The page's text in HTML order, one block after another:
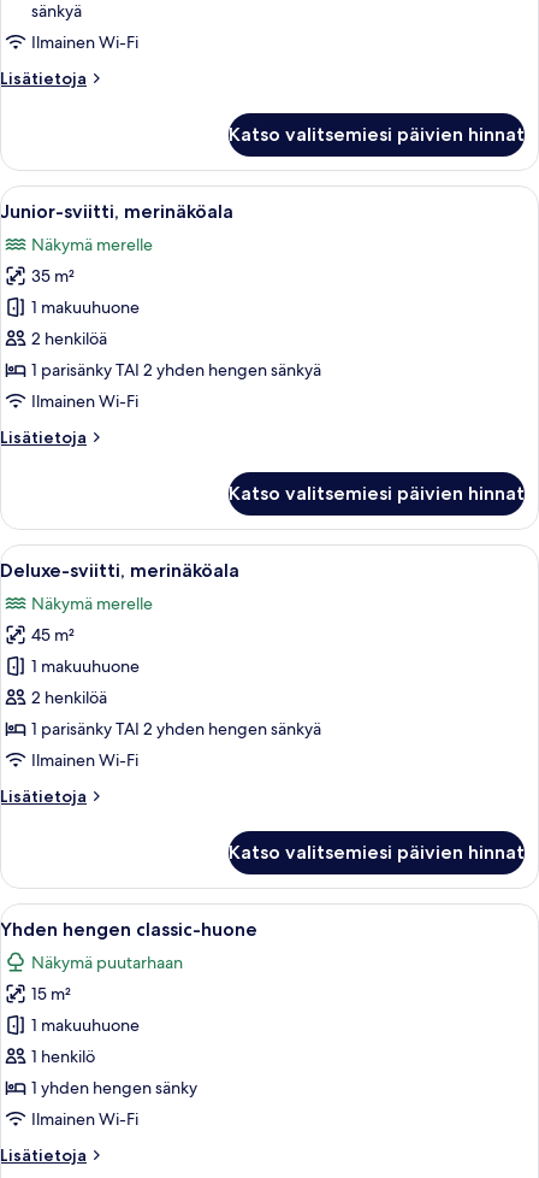
huone,
merinäköala
kuvat
sänkyä
Ilmainen Wi-Fi
Lisätietoja
Lisätietoja
superior-
huone,
merinäköala
Katso valitsemiesi päivien hinnat
Avaa
kaikki
huonetyypin
Junior-
sviitti,
merinäköala
kuvat
Olohuoneessa on sohva, nojatuoli
8
Junior-sviitti, merinäköala
Näkymä merelle
35 m²
1 makuuhuone
2 henkilöä
1 parisänky TAI 2 yhden hengen sänkyä
Ilmainen Wi-Fi
Lisätietoja
Lisätietoja
merinäköala
Katso valitsemiesi päivien hinnat
Avaa
kaikki
huonetyypin
Deluxe-
sviitti,
merinäköala
kuvat
Ruokailutila, jossa on neljälle
7
Deluxe-sviitti, merinäköala
Näkymä merelle
45 m²
1 makuuhuone
2 henkilöä
1 parisänky TAI 2 yhden hengen sänkyä
Ilmainen Wi-Fi
Lisätietoja
Lisätietoja
merinäköala
Katso valitsemiesi päivien hinnat
Avaa
kaikki
huonetyypin
Yhden
hengen
classic-
huone
kuvat
Hotellihuone, jossa on suuri sänky,
5
Yhden hengen classic-huone
Näkymä puutarhaan
15 m²
1 makuuhuone
1 henkilö
1 yhden hengen sänky
Ilmainen Wi-Fi
Lisätietoja
Lisätietoja